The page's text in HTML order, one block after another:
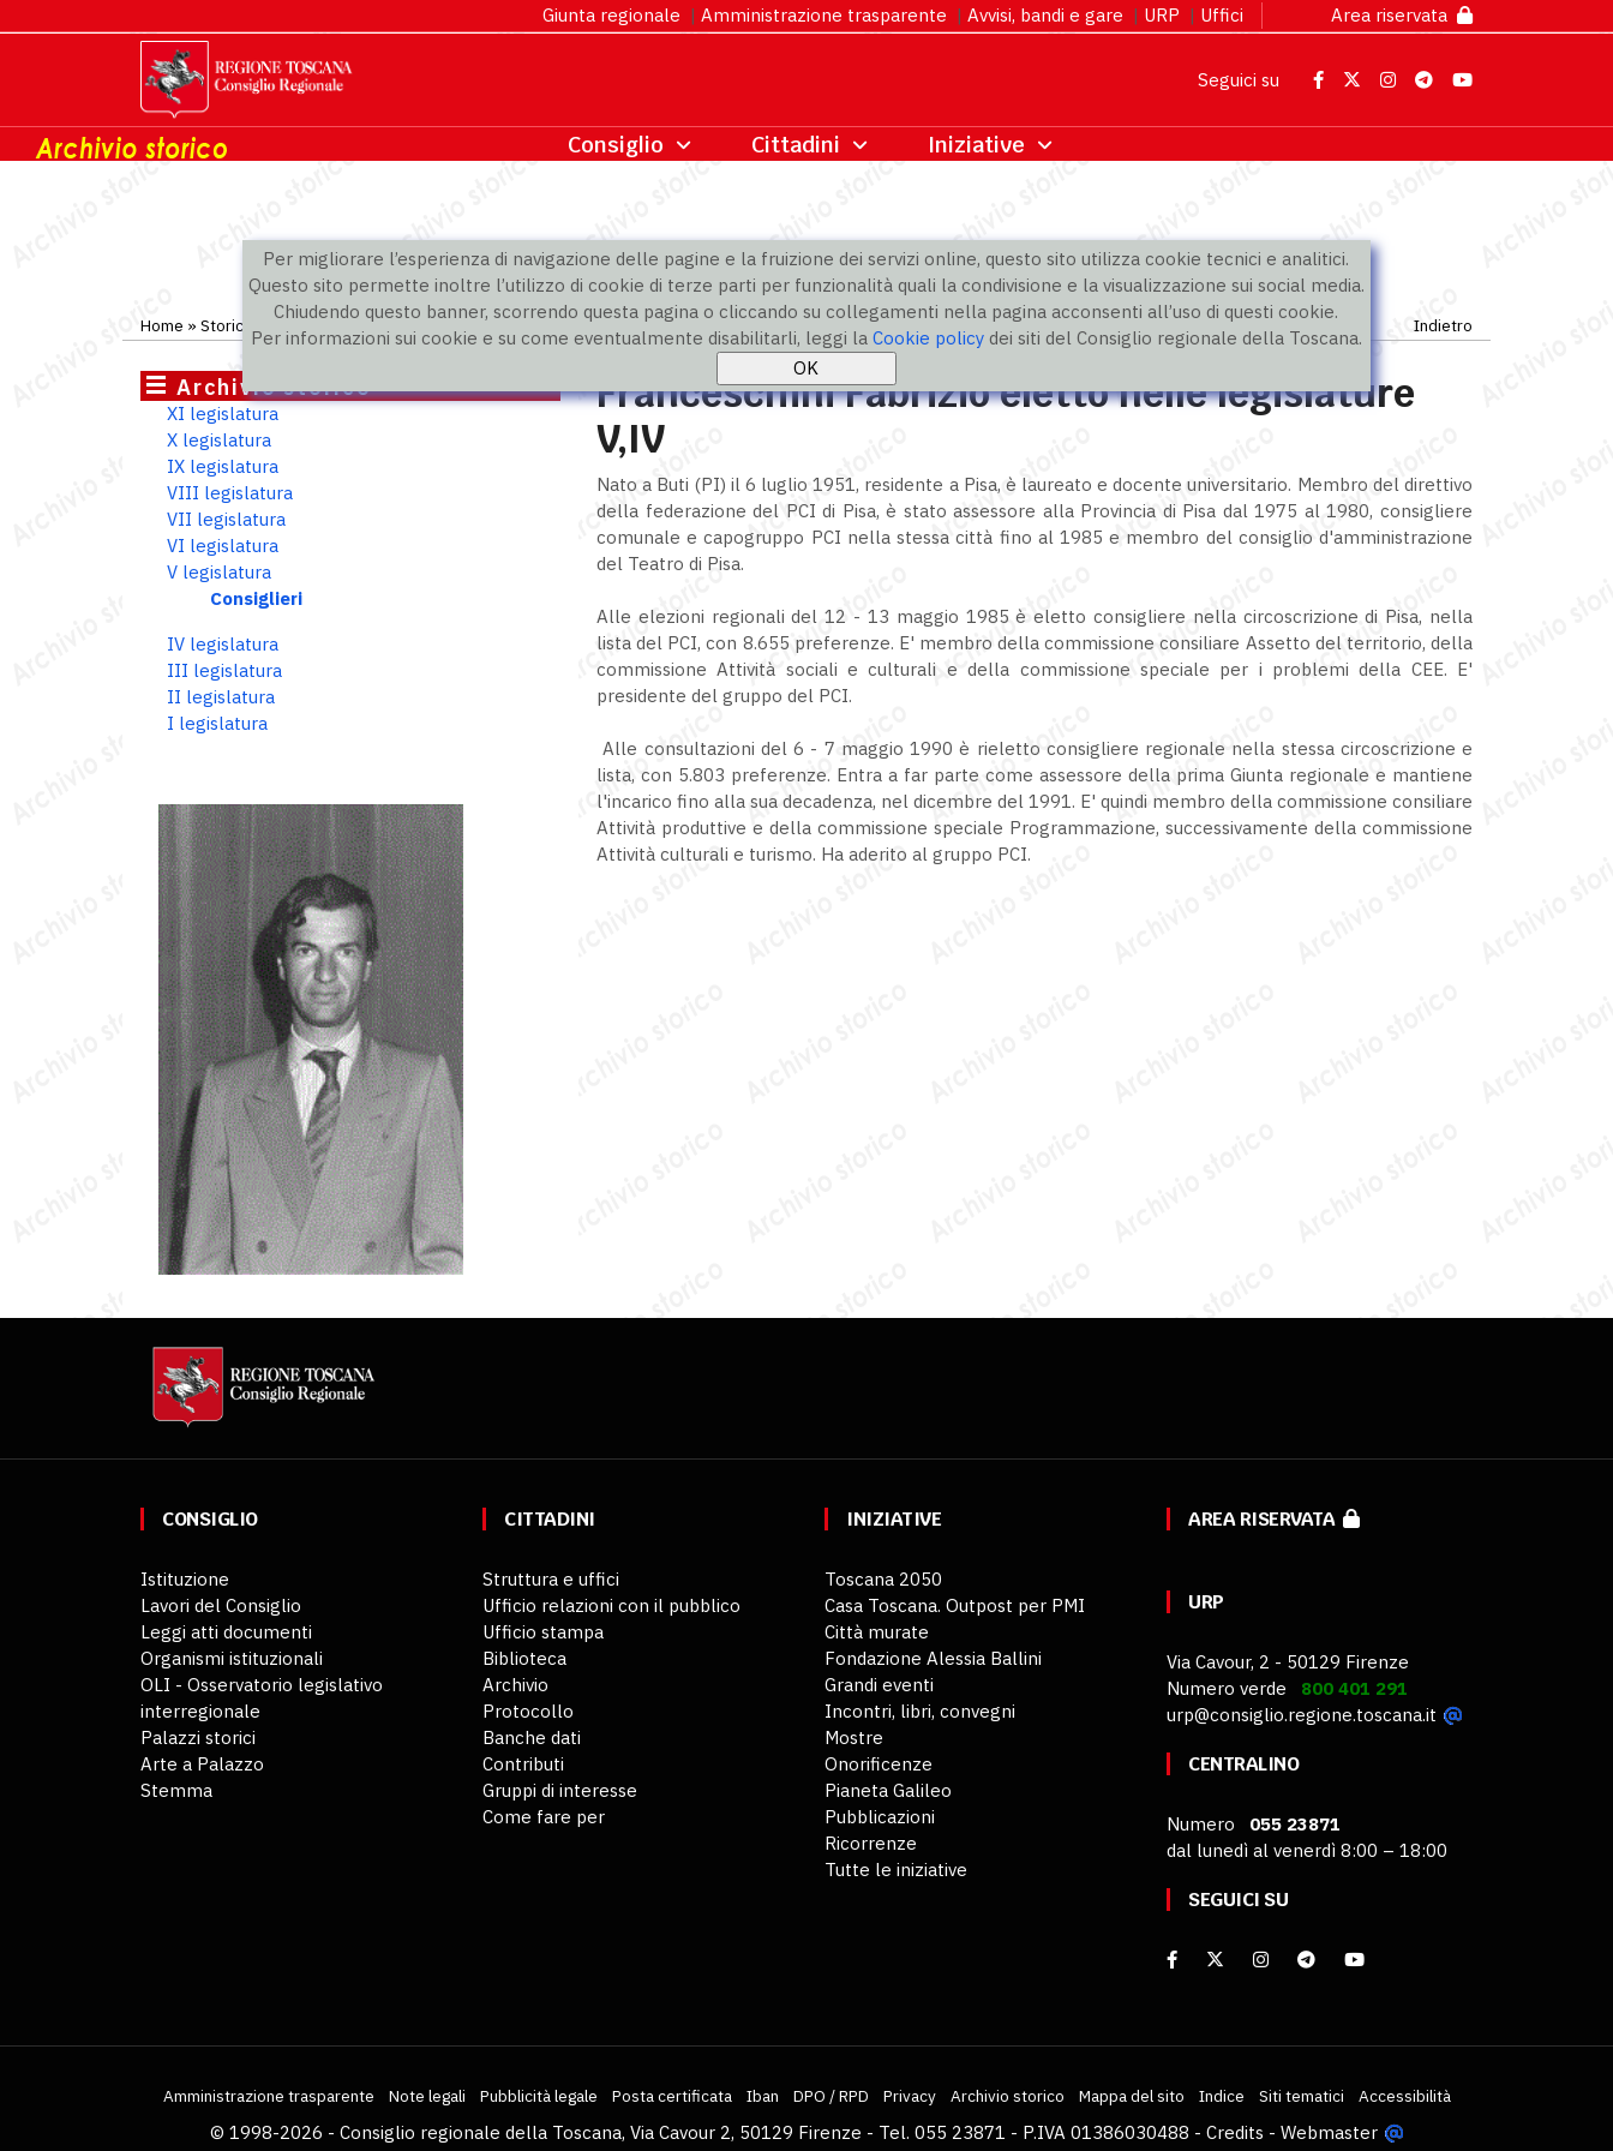
Per migliorare l’esperienza di navigazione delle pagine e la fruizione dei servizi online, questo sito utilizza cookie tecnici e analitici.
Questo sito permette inoltre l’utilizzo di cookie di terze parti per funzionalità quali la condivisione e la visualizzazione sui social media.
Chiudendo questo banner, scorrendo questa pagina o cliccando su collegamenti nella pagina acconsenti all’uso di questi cookie.
Per informazioni sui cookie e su come eventualmente disabilitarli, leggi la Cookie policydei siti del Consiglio regionale della Toscana.
Giunta regionale | Amministrazione trasparente | Avvisi, bandi e gare | URP | Uffici Area riservata
Seguici su
Home » Storico V legislatura »Consiglieri Indietro
Archivio storico
XI legislatura
X legislatura
IX legislatura
VIII legislatura
VII legislatura
VI legislatura
V legislatura
Consiglieri
IV legislatura
III legislatura
II legislatura
I legislatura
Franceschini Fabrizio eletto nelle legislature
V,IV
Nato a Buti (PI) il 6 luglio 1951, residente a Pisa, è laureato e docente universitario. Membro del direttivo
della federazione del PCI di Pisa, è stato assessore alla Provincia di Pisa dal 1975 al 1980, consigliere
comunale e capogruppo PCI nella stessa città fino al 1985 e membro del consiglio d'amministrazione
del Teatro di Pisa.
Alle elezioni regionali del 12 - 13 maggio 1985 è eletto consigliere nella circoscrizione di Pisa, nella
lista del PCI, con 8.655 preferenze. E' membro della commissione consiliare Assetto del territorio, della
commissione Attività sociali e culturali e della commissione speciale per i problemi della CEE. E'
presidente del gruppo del PCI.
Alle consultazioni del 6 - 7 maggio 1990 è rieletto consigliere regionale nella stessa circoscrizione e
lista, con 5.803 preferenze. Entra a far parte come assessore della prima Giunta regionale e mantiene
l'incarico fino alla sua decadenza, nel dicembre del 1991. E' quindi membro della commissione consiliare
Attività produttive e della commissione speciale Programmazione, successivamente della commissione
Attività culturali e turismo. Ha aderito al gruppo PCI.
CONSIGLIO
Istituzione
Lavori del Consiglio
Leggi atti documenti
Organismi istituzionali
OLI - Osservatorio legislativo
interregionale
Palazzi storici
Arte a Palazzo
Stemma
CITTADINI
Struttura e uffici
Ufficio relazioni con il pubblico
Ufficio stampa
Biblioteca
Archivio
Protocollo
Banche dati
Contributi
Gruppi di interesse
Come fare per
INIZIATIVE
Toscana 2050
Casa Toscana. Outpost per PMI
Città murate
Fondazione Alessia Ballini
Grandi eventi
Incontri, libri, convegni
Mostre
Onorificenze
Pianeta Galileo
Pubblicazioni
Ricorrenze
Tutte le iniziative
AREA RISERVATA
URP
Via Cavour, 2 - 50129 Firenze
Numero verde 800 401 291
urp@consiglio.regione.toscana.it
CENTRALINO
Numero 055 23871
dal lunedì al venerdì 8:00 – 18:00
SEGUICI SU
Amministrazione trasparente Note legali Pubblicità legale Posta certificata Iban DPO / RPD Privacy Archivio storico Mappa del sito Indice Siti tematici Accessibilità
© 1998-2026 - Consiglio regionale della Toscana, Via Cavour 2, 50129 Firenze - Tel. 055 23871 - P.IVA 01386030488 - Credits - Webmaster